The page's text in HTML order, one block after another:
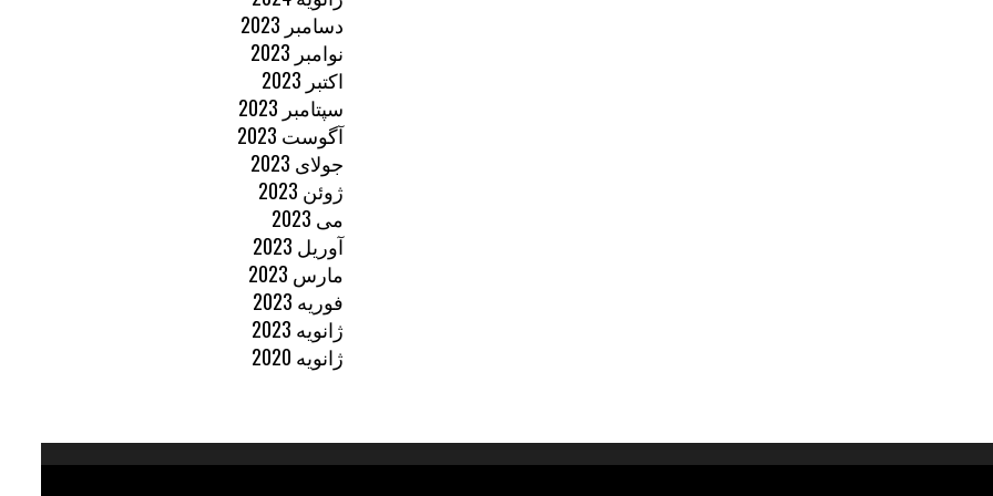
دسامبر 2023
نوامبر 2023
اکتبر 2023
سپتامبر 2023
آگوست 2023
جولای 2023
ژوئن 2023
می 2023
آوریل 2023
مارس 2023
فوریه 2023
ژانویه 2023
ژانویه 2020